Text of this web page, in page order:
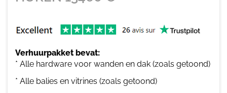
Verhuurpakket bevat:
* Alle hardware voor wanden en dak (zoals getoond)
* Alle balies en vitrines (zoals getoond)